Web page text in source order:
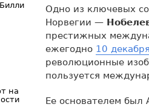
Одно из ключевых
Норвегии —
престижных
ежегодно 10 декабря
революционные
пользуется
Ее основателем
на